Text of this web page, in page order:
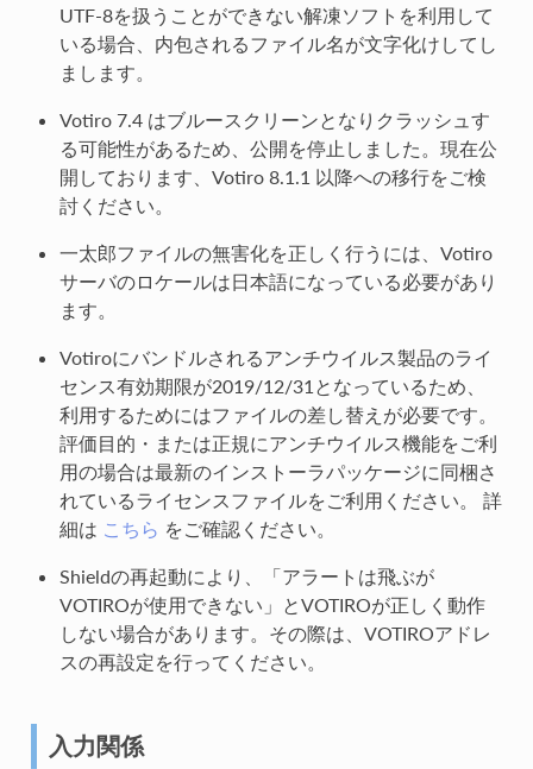
UTF-8を扱うことができない解凍ソフトを利用して
いる場合、内包されるファイル名が文字化けしてし
まします。
Votiro 7.4 はブルースクリーンとなりクラッシュす
る可能性があるため、公開を停止しました。現在公
開しております、Votiro 8.1.1 以降への移行をご検
討ください。
一太郎ファイルの無害化を正しく行うには、Votiro
サーバのロケールは日本語になっている必要があり
ます。
Votiroにバンドルされるアンチウイルス製品のライ
センス有効期限が2019/12/31となっているため、
利用するためにはファイルの差し替えが必要です。
評価目的・または正規にアンチウイルス機能をご利
用の場合は最新のインストーラパッケージに同梱さ
れているライセンスファイルをご利用ください。 詳
細は こちら をご確認ください。
Shieldの再起動により、「アラートは飛ぶが
VOTIROが使用できない」とVOTIROが正しく動作
しない場合があります。その際は、VOTIROアドレ
スの再設定を行ってください。
入力関係